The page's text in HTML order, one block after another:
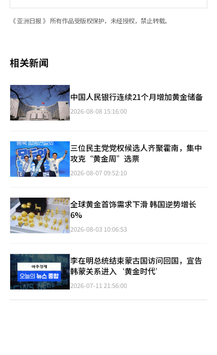
《 亚洲日报 》 所有作品受版权保护，未经授权，禁止转载。
相关新闻
中国人民银行连续21个月增加黄金储备
2026-08-08 15:16:00
三位民主党党权候选人齐聚霍南，集中
攻克“黄金周”选票
2026-08-07 09:52:10
全球黄金首饰需求下滑 韩国逆势增长
6%
2026-08-03 10:06:53
李在明总统结束蒙古国访问回国，宣告
韩蒙关系进入‘黄金时代’
2026-07-11 21:56:00